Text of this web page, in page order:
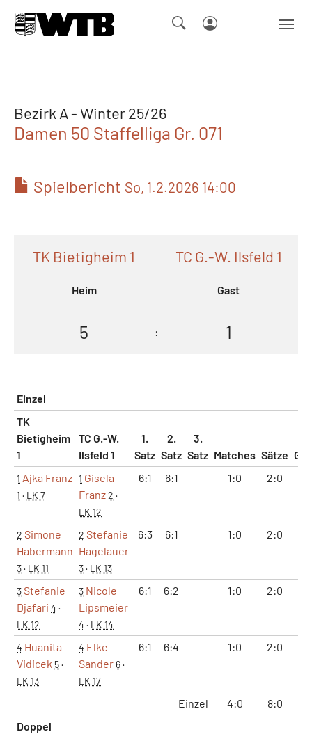
Bezirk A - Winter 25/26
Damen 50 Staffelliga Gr. 071
Spielbericht So, 1.2.2026 14:00
TK Bietigheim 1
Heim
TC G.-W. Ilsfeld 1
Gast
5 : 1
Einzel
TK
Bietigheim
1
TC G.-W.
Ilsfeld 1
1.
Satz
2.
Satz
3.
Satz Matches Sätze
1 Ajka Franz
1 · LK 7
1 Gisela
Franz2 ·
LK 12
6:1 6:1 1:0 2:0
2 Simone
Habermann
3· LK 11
2 Stefanie
Hagelauer
3· LK 13
6:3 6:1 1:0 2:0
3Stefanie
Djafari 4 ·
LK 12
3 Nicole
Lipsmeier
4 · LK 14
6:1 6:2 1:0 2:0
4 Huanita
Vidicek 5·
LK 13
4 Elke
Sander 6·
LK 17
6:1 6:4 1:0 2:0
Einzel 4:0 8:0
Doppel